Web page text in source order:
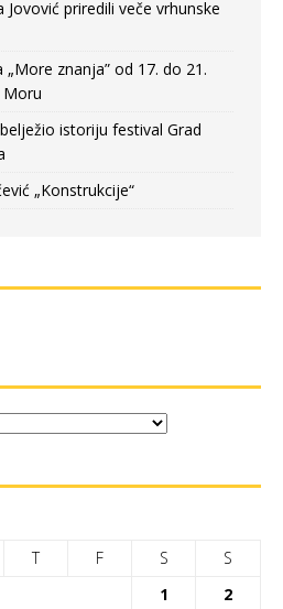
Jovović priredili veče vrhunske
znanja” od 17. do 21.
Moru
istoriju festival Grad
„Konstrukcije“
T F S
S
1
2